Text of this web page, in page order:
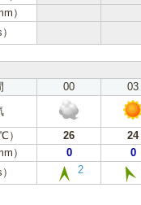
）
00 03
26 24
）
0 0
2